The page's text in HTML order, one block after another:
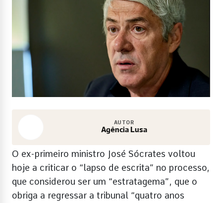
AUTOR
Agência Lusa
O ex-primeiro ministro José Sócrates voltou
hoje a criticar o “lapso de escrita” no processo,
que considerou ser um “estratagema”, que o
obriga a regressar a tribunal “quatro anos